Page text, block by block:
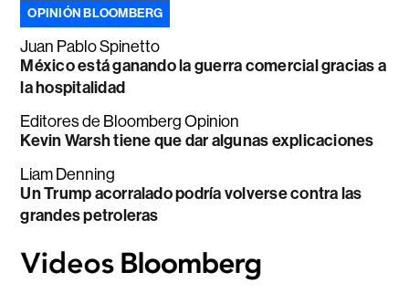
OPINIÓN BLOOMBERG
Juan Pablo Spinetto
México está ganando la guerra comercial gracias a
la hospitalidad
Editores de Bloomberg Opinion
Kevin Warsh tiene que dar algunas explicaciones
Liam Denning
Un Trump acorralado podría volverse contra las
grandes petroleras